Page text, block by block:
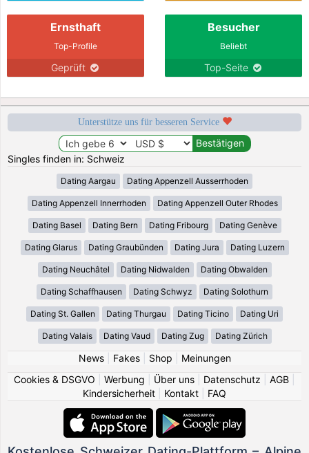
Ernsthaft
Top-Profile
Geprüft
Besucher
Beliebt
Top-Seite
Unterstütze uns für besseren Service
Singles finden in: Schweiz
Dating Aargau Dating Appenzell Ausserrhoden
Dating Appenzell Innerrhoden Dating Appenzell Outer Rhodes
Dating Basel Dating Bern Dating Fribourg Dating Genève
Dating Glarus Dating Graubünden Dating Jura Dating Luzern
Dating Neuchâtel Dating Nidwalden Dating Obwalden
Dating Schaffhausen Dating Schwyz Dating Solothurn
Dating St. Gallen Dating Thurgau Dating Ticino Dating Uri
Dating Valais Dating Vaud Dating Zug Dating Zürich
News| Fakes| Shop
Meinungen
Cookies & DSGVO
Werbung Über uns Datenschutz AGB
Kindersicherheit
Kontakt FAQ